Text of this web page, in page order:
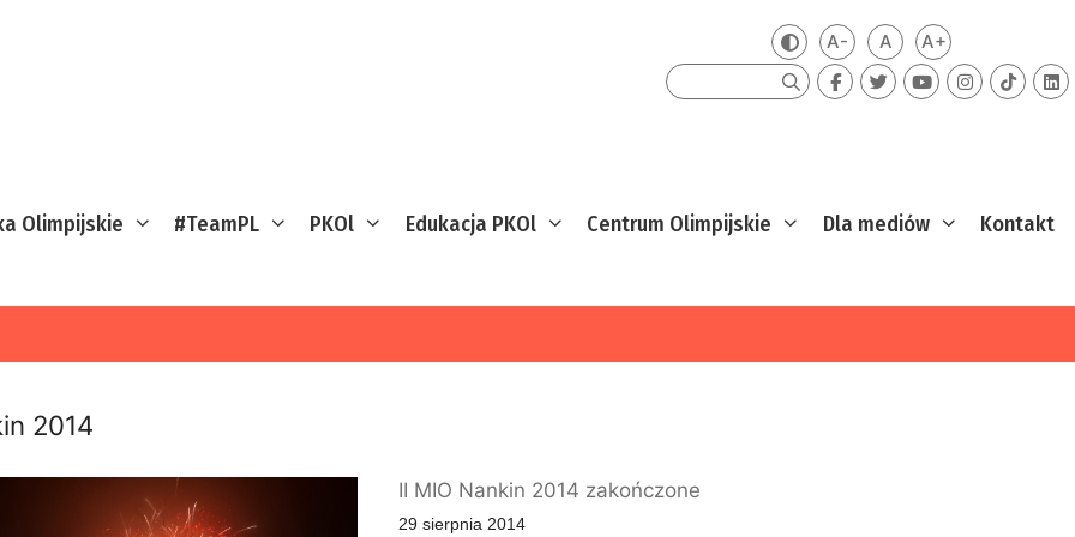
Zmień kontrast
A-Mniejsza czcionka
ADomyślna czcionka
A+Większa
Szukaj
Olimpijskie #TeamPL PKOl Edukacja PKOl Centrum Olimpijskie Dla mediów Kontakt
2014
II MIO Nankin 2014 zakończone
29 sierpnia 2014